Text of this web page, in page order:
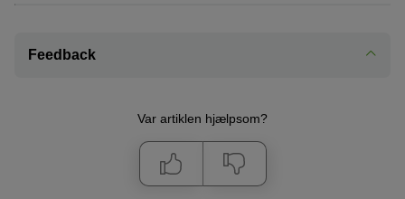
Feedback
Var artiklen hjælpsom?